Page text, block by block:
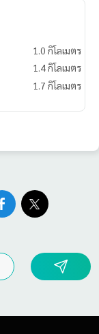
1.0 กิโลเมตร
1.4 กิโลเมตร
1.7 กิโลเมตร